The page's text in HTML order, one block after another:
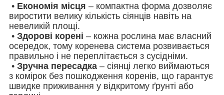
• Економія місця – компактна форма дозволяє
виростити велику кількість сіянців навіть на
невеликій площі.
• Здорові корені – кожна рослина має власний
осередок, тому коренева система розвивається
правильно і не переплітається з сусідніми.
• Зручна пересадка – сіянці легко виймаються
з комірок без пошкодження коренів, що гарантує
швидке приживання у відкритому ґрунті або